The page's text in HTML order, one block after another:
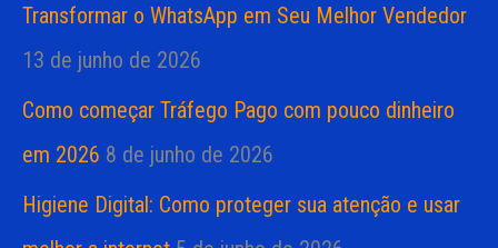
Transformar o WhatsApp em Seu Melhor Vendedor
13 de junho de 2026
Como começar Tráfego Pago com pouco dinheiro
em 2026 8 de junho de 2026
Higiene Digital: Como proteger sua atenção e usar